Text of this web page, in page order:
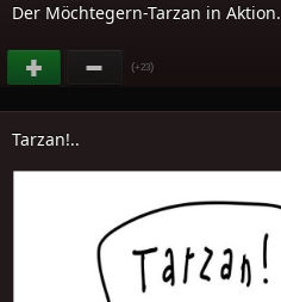
Der Möchtegern-Tarzan in Aktion.
(+23)
Tarzan!..